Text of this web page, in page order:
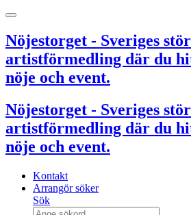
Nöjestorget - Sveriges
artistförmedling där du
nöje och event.
Nöjestorget - Sveriges
artistförmedling där du
nöje och event.
Kontakt
Arrangör söker
Sök